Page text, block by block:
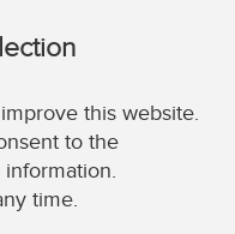
this website.
to the
time.